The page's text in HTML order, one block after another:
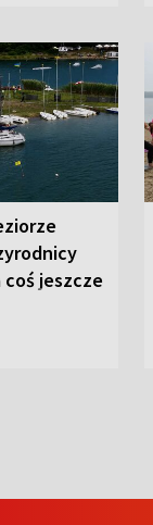
coś jeszcze